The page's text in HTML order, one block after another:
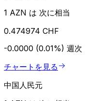
1 AZN は 次に相当
0.474974 CHF
-0.0000 (0.01%) 週次
チャートを見る
中国人民元